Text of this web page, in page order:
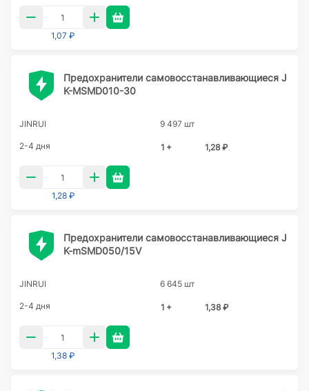
1,07 ₽
Предохранители самовосстанавливающиеся J
K-MSMD010-30
JINRUI 9 497 шт
2-4 дня 1 + 1,28 ₽
1,28 ₽
Предохранители самовосстанавливающиеся J
K-mSMD050/15V
JINRUI 6 645 шт
2-4 дня 1 + 1,38 ₽
1,38 ₽